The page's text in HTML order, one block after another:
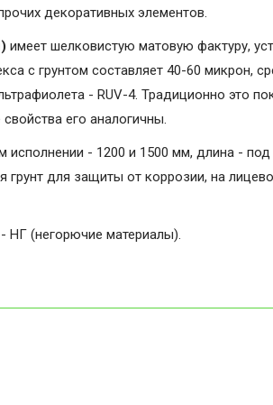
декоративных элементов.
имеет шелковистую матовую фактуру,
с грунтом составляет 40-60 микрон,
- RUV-4. Традиционно это
его аналогичны.
исполнении - 1200 и 1500 мм, длина -
грунт для защиты от коррозии, на
НГ (негорючие материалы).